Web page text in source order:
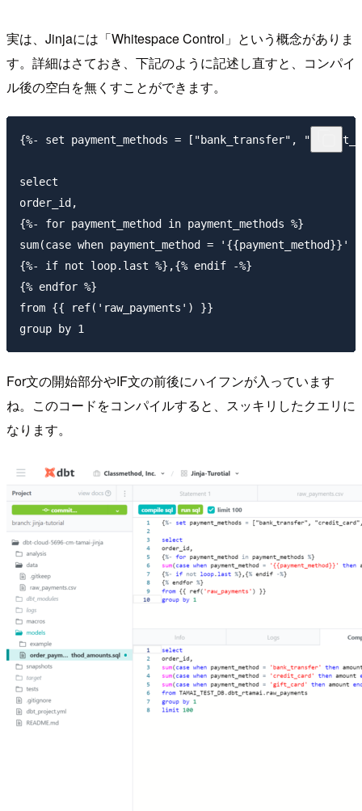
実は、Jinjaには「Whitespace Control」という概念がありま
す。詳細はさておき、下記のように記述し直すと、コンパイ
ル後の空白を無くすことができます。
{%- set payment_methods = ["bank_transfer",
select
order_id,
{%- for payment_method in payment_methods %}
sum(case when payment_method = '{{payment_method}}'
{%- if not loop.last %},{% endif -%}
{% endfor %}
from {{ ref('raw_payments') }}
For文の開始部分やIF文の前後にハイフンが入っています
ね。このコードをコンパイルすると、スッキリしたクエリに
なります。